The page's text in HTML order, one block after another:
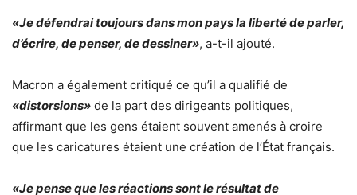
«Je défendrai toujours dans mon pays la liberté de parler,
d’écrire, de penser, de dessiner», a-t-il ajouté.
Macron a également critiqué ce qu’il a qualifié de
«distorsions» de la part des dirigeants politiques,
affirmant que les gens étaient souvent amenés à croire
que les caricatures étaient une création de l’État français.
«Je pense que les réactions sont le résultat de